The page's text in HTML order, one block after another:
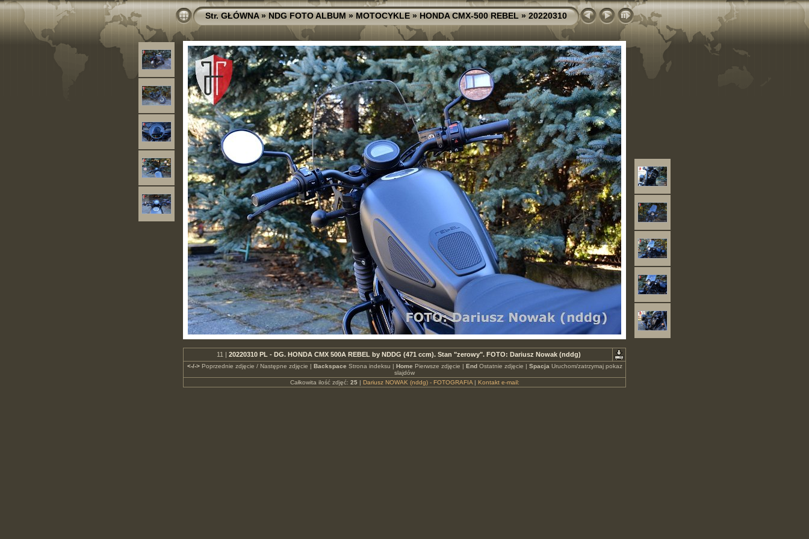
Str. GŁÓWNA»NDG FOTO ALBUM»MOTOCYKLE»HONDA CMX-500 REBEL»20220310
11 | 20220310 PL - DG. HONDA CMX 500A REBEL by NDDG (471 ccm). Stan "zerowy". FOTO: Dariusz Nowak (nddg)
<-/->Poprzednie zdjęcie / Następne zdjęcie | Backspace Strona indeksu | Home Pierwsze zdjęcie | EndOstatnie zdjęcie | Spacja Uruchom/zatrzymaj pokaz
slajdów
Całkowita ilość zdjęć: 25| Dariusz NOWAK (nddg) - FOTOGRAFIA| Kontakt e-mail: